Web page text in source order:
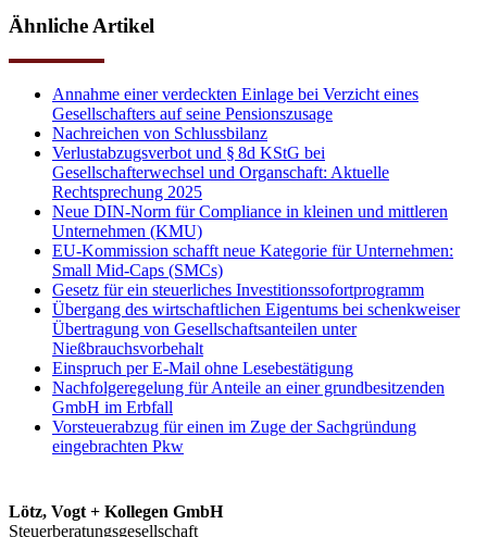
Ähnliche Artikel
Annahme einer verdeckten Einlage bei Verzicht eines
Gesellschafters auf seine Pensionszusage
Nachreichen von Schlussbilanz
Verlustabzugsverbot und § 8d KStG bei
Gesellschafterwechsel und Organschaft: Aktuelle
Rechtsprechung 2025
Neue DIN-Norm für Compliance in kleinen und mittleren
Unternehmen (KMU)
EU-Kommission schafft neue Kategorie für Unternehmen:
Small Mid-Caps (SMCs)
Gesetz für ein steuerliches Investitionssofortprogramm
Übergang des wirtschaftlichen Eigentums bei schenkweiser
Übertragung von Gesellschaftsanteilen unter
Nießbrauchsvorbehalt
Einspruch per E-Mail ohne Lesebestätigung
Nachfolgeregelung für Anteile an einer grundbesitzenden
GmbH im Erbfall
Vorsteuerabzug für einen im Zuge der Sachgründung
eingebrachten Pkw
Lötz, Vogt + Kollegen GmbH
Steuerberatungsgesellschaft